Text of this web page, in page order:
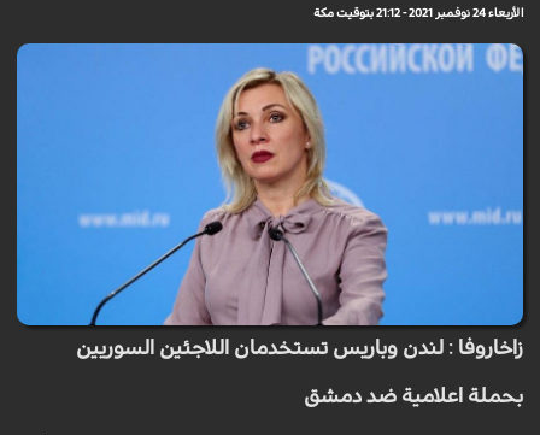
الأربعاء 24 نوفمبر 2021 - 21:12 بتوقيت مكة
زاخاروفا : لندن وباريس تستخدمان اللاجئين السوريين
بحملة اعلامية ضد دمشق